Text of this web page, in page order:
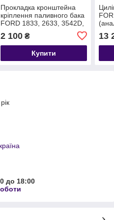
Прокладка кронштейна
кріплення паливного бака
FORD 1833, 2633, 3542D,
BC469C033AA
2 100₴
Купити
13
до 18:00